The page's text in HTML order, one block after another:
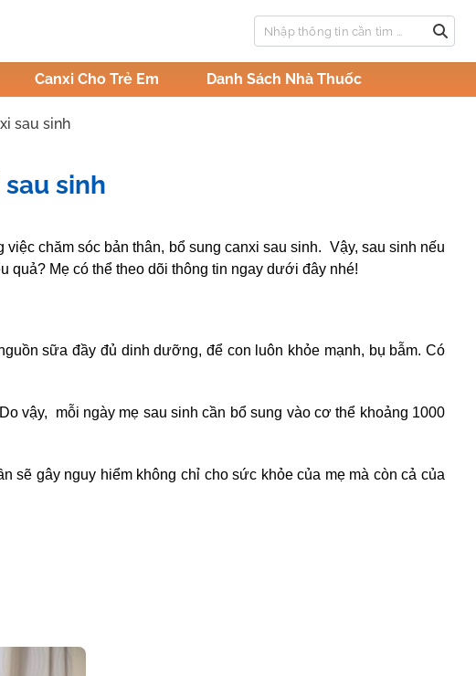
Canxi Cho Trẻ Em Danh Sách Nhà Thuốc
sau sinh
sinh
chăm sóc bản thân, bổ sung canxi sau sinh. Vậy, sau sinh nếu
quả? Mẹ có thể theo dõi thông tin ngay dưới đây nhé!
sữa đầy đủ dinh dưỡng, để con luôn khỏe mạnh, bụ bẫm. Có
vậy, mỗi ngày mẹ sau sinh cần bổ sung vào cơ thể khoảng 1000
sẽ gây nguy hiểm không chỉ cho sức khỏe của mẹ mà còn cả của